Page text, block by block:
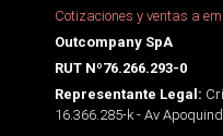
Cotizaciones y ventas a
Outcompany SpA
RUT Nº76.266.293-0
Representante Legal:
16.366.285-k - Av